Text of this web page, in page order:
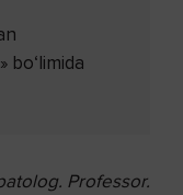
» bo‘limida
Professor.